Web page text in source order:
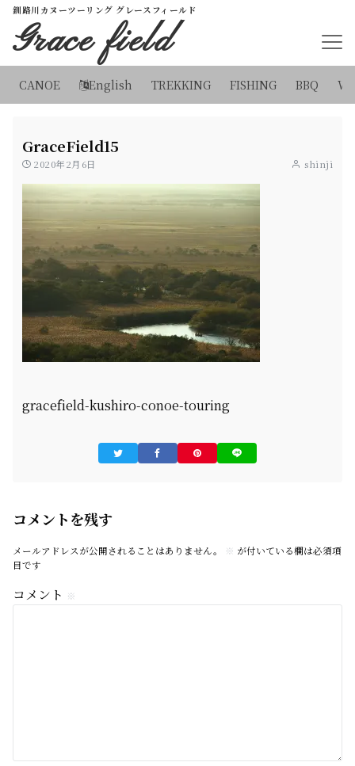
釧路川カヌーツーリング グレースフィールド
Grace field
CANOE English TREKKING FISHING BBQ
GraceField15
2020年2月6日 shinji
gracefield-kushiro-conoe-touring
コメントを残す
メールアドレスが公開されることはありません。 ※ が付いている欄は必須項
目です
コメント ※